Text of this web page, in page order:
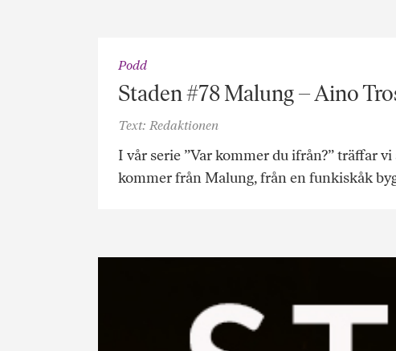
Podd
Staden #78 Malung – Aino
Text: Redaktionen
I vår serie ”Var kommer du ifrån?” träffar
kommer från Malung, från en funkiskåk